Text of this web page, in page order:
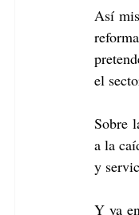
Así
el
Sobre
a la
y
Y ya